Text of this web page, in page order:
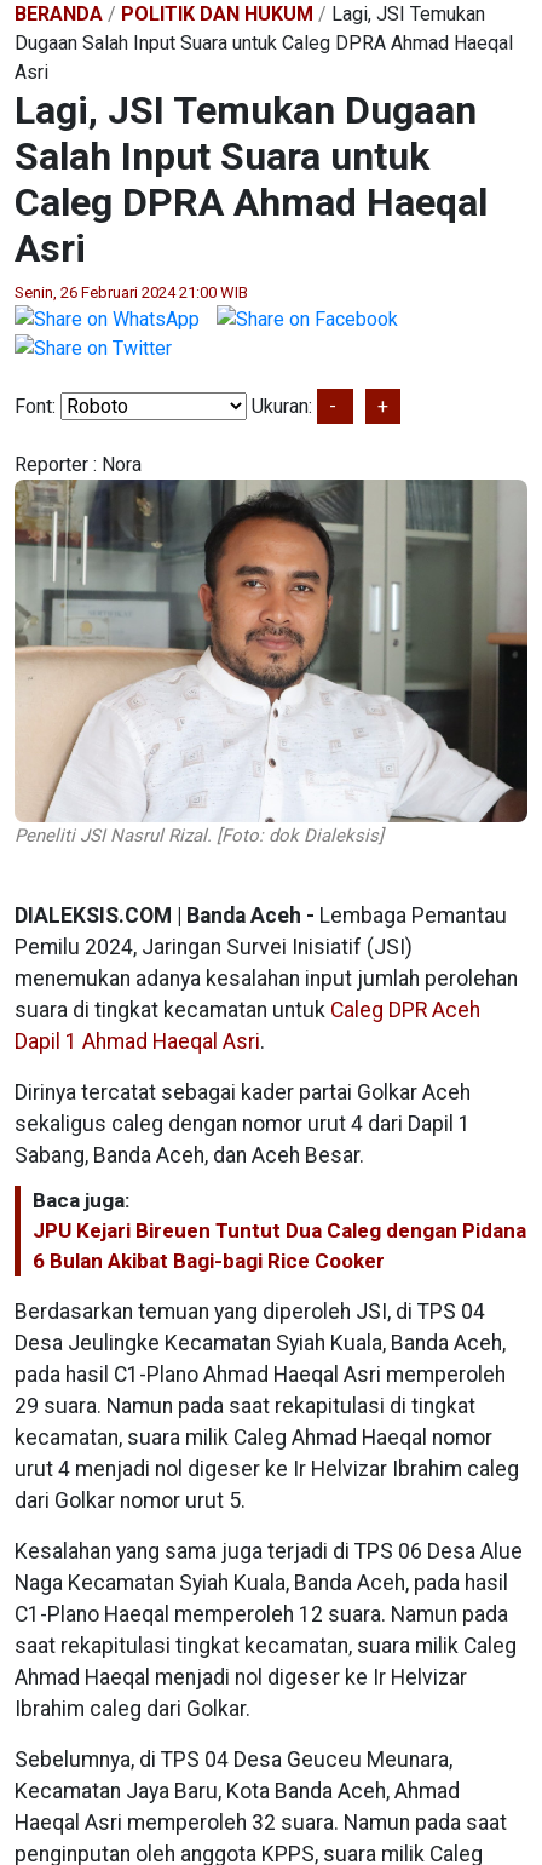
BERANDA / POLITIK DAN HUKUM / Lagi, JSI Temukan
Dugaan Salah Input Suara untuk Caleg DPRA Ahmad Haeqal
Asri
Lagi, JSI Temukan Dugaan
Salah Input Suara untuk
Caleg DPRA Ahmad Haeqal
Asri
Senin, 26 Februari 2024 21:00 WIB
Font: Ukuran: - +
Reporter : Nora
Peneliti JSI Nasrul Rizal. [Foto: dok Dialeksis]
DIALEKSIS.COM | Banda Aceh - Lembaga Pemantau
Pemilu 2024, Jaringan Survei Inisiatif (JSI)
menemukan adanya kesalahan input jumlah perolehan
suara di tingkat kecamatan untuk Caleg DPR Aceh
Dapil 1 Ahmad Haeqal Asri.
Dirinya tercatat sebagai kader partai Golkar Aceh
sekaligus caleg dengan nomor urut 4 dari Dapil 1
Sabang, Banda Aceh, dan Aceh Besar.
Baca juga:
JPU Kejari Bireuen Tuntut Dua Caleg dengan Pidana
6 Bulan Akibat Bagi-bagi Rice Cooker
Berdasarkan temuan yang diperoleh JSI, di TPS 04
Desa Jeulingke Kecamatan Syiah Kuala, Banda Aceh,
pada hasil C1-Plano Ahmad Haeqal Asri memperoleh
29 suara. Namun pada saat rekapitulasi di tingkat
kecamatan, suara milik Caleg Ahmad Haeqal nomor
urut 4 menjadi nol digeser ke Ir Helvizar Ibrahim caleg
dari Golkar nomor urut 5.
Kesalahan yang sama juga terjadi di TPS 06 Desa Alue
Naga Kecamatan Syiah Kuala, Banda Aceh, pada hasil
C1-Plano Haeqal memperoleh 12 suara. Namun pada
saat rekapitulasi tingkat kecamatan, suara milik Caleg
Ahmad Haeqal menjadi nol digeser ke Ir Helvizar
Ibrahim caleg dari Golkar.
Sebelumnya, di TPS 04 Desa Geuceu Meunara,
Kecamatan Jaya Baru, Kota Banda Aceh, Ahmad
Haeqal Asri memperoleh 32 suara. Namun pada saat
penginputan oleh anggota KPPS, suara milik Caleg